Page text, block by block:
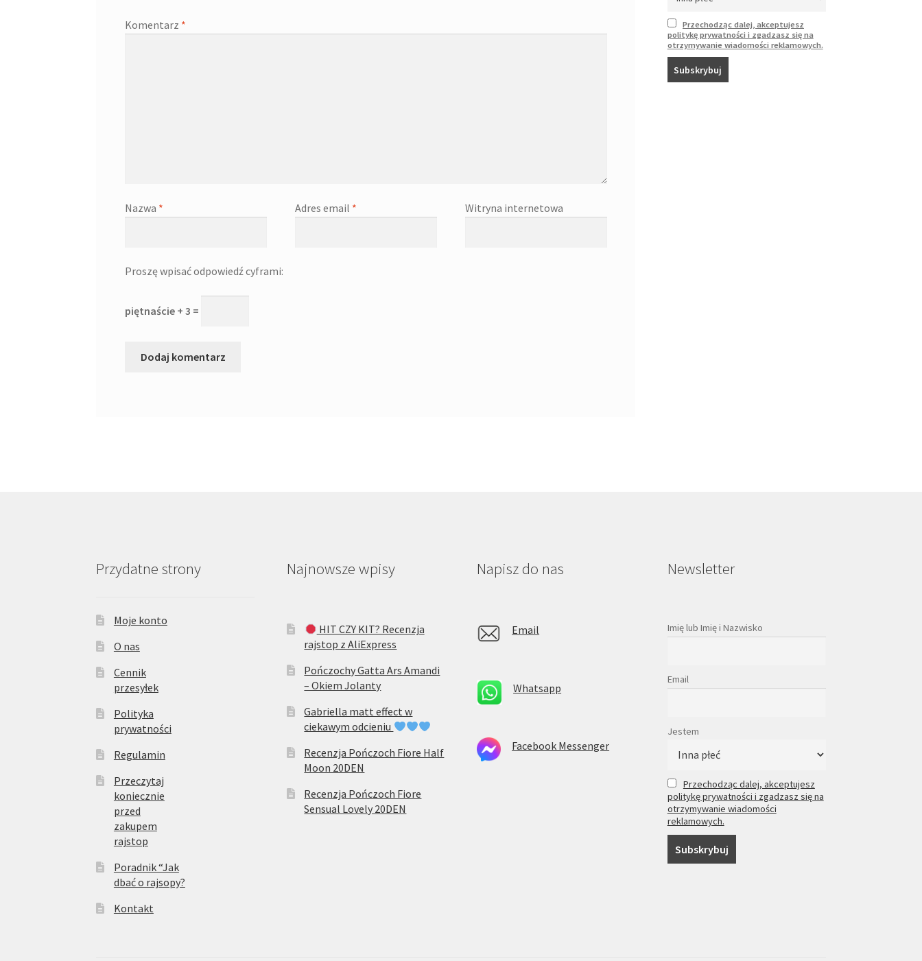
Komentarz *
Nazwa * Adres email * Witryna internetowa
Proszę wpisać odpowiedź cyframi:
piętnaście + 3 =
Przechodząc dalej, akceptujesz
politykę prywatności i zgadzasz się na
otrzymywanie wiadomości reklamowych.
Przydatne strony
Moje konto
O nas
Cennik
przesyłek
Polityka
prywatności
Regulamin
Przeczytaj
koniecznie
przed
zakupem
rajstop
Poradnik “Jak
dbać o rajsopy?
Kontakt
Najnowsze wpisy
HIT CZY KIT? Recenzja
rajstop z AliExpress
Pończochy Gatta Ars Amandi
– Okiem Jolanty
Gabriella matt effect w
ciekawym odcieniu
Recenzja Pończoch Fiore Half
Moon 20DEN
Recenzja Pończoch Fiore
Sensual Lovely 20DEN
Napisz do nas
Email
Whatsapp
Facebook Messenger
Newsletter
Imię lub Imię i Nazwisko
Email
Jestem
Przechodząc dalej, akceptujesz
politykę prywatności i zgadzasz się na
otrzymywanie wiadomości
reklamowych.